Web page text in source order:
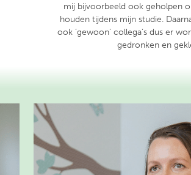
mij bijvoorbeeld ook geholpen
houden tijdens mijn studie.
ook ‘gewoon’ collega’s dus er
gedronken en